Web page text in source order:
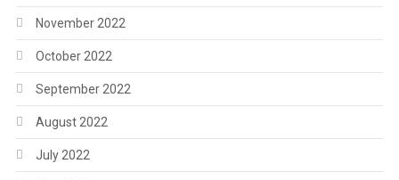
November 2022
October 2022
September 2022
August 2022
July 2022